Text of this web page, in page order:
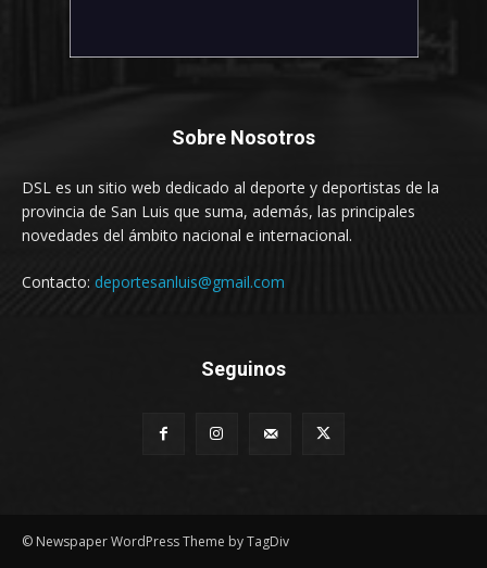
Sobre Nosotros
DSL es un sitio web dedicado al deporte y deportistas de la
provincia de San Luis que suma, además, las principales
novedades del ámbito nacional e internacional.
Contacto: deportesanluis@gmail.com
Seguinos
© Newspaper WordPress Theme by TagDiv